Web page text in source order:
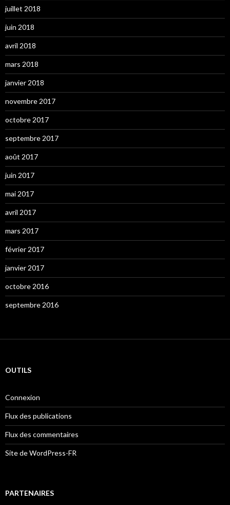
juillet 2018
juin 2018
avril 2018
mars 2018
janvier 2018
novembre 2017
octobre 2017
septembre 2017
août 2017
juin 2017
mai 2017
avril 2017
mars 2017
février 2017
janvier 2017
octobre 2016
septembre 2016
OUTILS
Connexion
Flux des publications
Flux des commentaires
Site de WordPress-FR
PARTENAIRES